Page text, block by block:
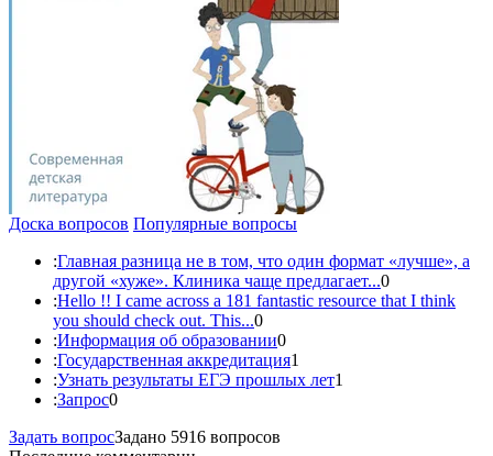
Доска вопросов Популярные вопросы
:Главная разница не в том, что один формат «лучше», а
другой «хуже». Клиника чаще предлагает...0
:Hello !! I came across a 181 fantastic resource that I think
you should check out. This...0
:Информация об образовании0
:Государственная аккредитация1
:Узнать результаты ЕГЭ прошлых лет1
:Запрос0
Задать вопросЗадано 5916 вопросов